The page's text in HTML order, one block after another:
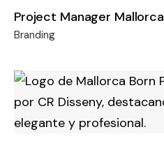
Project Manager Mallorca
Branding